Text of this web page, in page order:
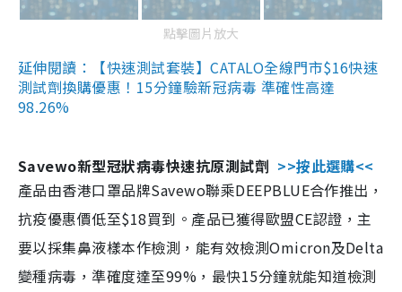
點擊圖片放大
延伸閱讀：【快速測試套裝】CATALO全線門市$16快速
測試劑換購優惠！15分鐘驗新冠病毒 準確性高達
98.26%
Savewo新型冠狀病毒快速抗原測試劑 >>按此選購<<
產品由香港口罩品牌Savewo聯乘DEEPBLUE合作推出，
抗疫優惠價低至$18買到。產品已獲得歐盟CE認證，主
要以採集鼻液樣本作檢測，能有效檢測Omicron及Delta
變種病毒，準確度達至99%，最快15分鐘就能知道檢測